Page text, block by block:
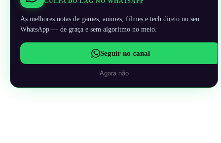
As melhores notas de games, animes, filmes e tech direto no seu
WhatsApp — de graça e sem algoritmo no meio.
Seguir no canal
Agora não